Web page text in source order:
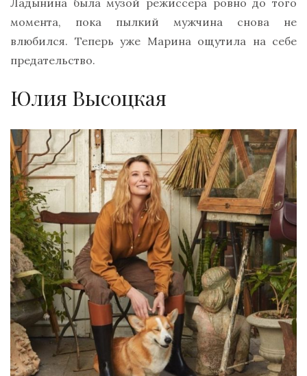
Ладынина была музой режиссера ровно до того
момента, пока пылкий мужчина снова не
влюбился. Теперь уже Марина ощутила на себе
предательство.
Юлия Высоцкая